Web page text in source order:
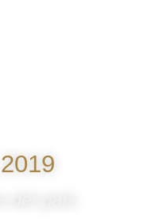
2019